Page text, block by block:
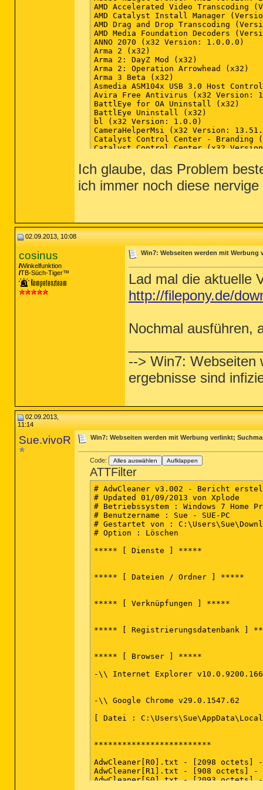
Ich glaube, das Problem
ich immer noch diese
02.09.2013, 10:08
cosinus
Winkelfunktion
TB-Süch-Tiger™
Win7: Webseiten werden mit
Lad mal die aktuelle
http://filepony.de/
Nochmal ausführen,
--> Win7: Webseiten
ergebnisse sind
02.09.2013,
11:14
Sue.vivoR Win7: Webseiten werden mit Werbung verlinkt;
Code: Alles auswählen Aufklappen
ATTFilter
# AdwCleaner v3.002 - Bericht
# Updated 01/09/2013 von Xplode
# Betriebssystem : Windows 7 Home
# Benutzername : Sue - SUE-PC
# Gestartet von :
# Option : Löschen
***** [ Dienste ] *****
***** [ Dateien / Ordner ] *****
***** [ Verknüpfungen ] *****
***** [ Registrierungsdatenbank ]
***** [ Browser ] *****
-\\ Internet Explorer
-\\ Google Chrome v29.0.1547.62
[ Datei :
*************************
AdwCleaner[R0].txt - [2098 octets]
AdwCleaner[R1].txt - [908 octets] -
AdwCleaner[S0].txt - [2093 octets]